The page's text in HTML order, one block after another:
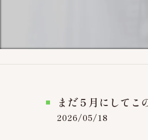
まだ５月にしてこ
2026/05/18